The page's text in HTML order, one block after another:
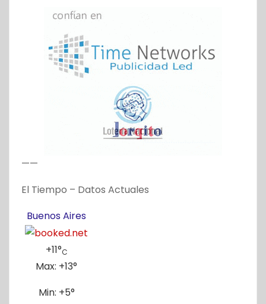
——
El Tiempo – Datos Actuales
Buenos Aires
+11°C
Max: +13°
Min: +5°